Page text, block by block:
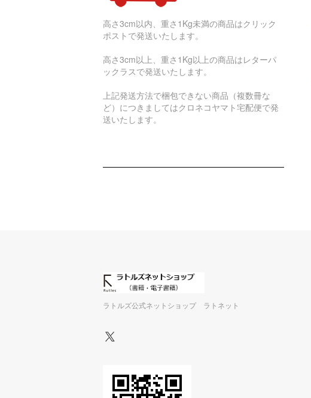
高さ3cm以内、重さ1Kg未満の商品はクリック
ポストで発送いたします。
高さ3cm以上、重さ1Kg以上の商品はレターパ
ックラスで発送いたします。
上記発送方法で梱包できない商品（複数冊な
ど）につきましてはクロネコヤマト宅配便で発
送いたします。
ラトルズ公式ネットショップ ラトネット